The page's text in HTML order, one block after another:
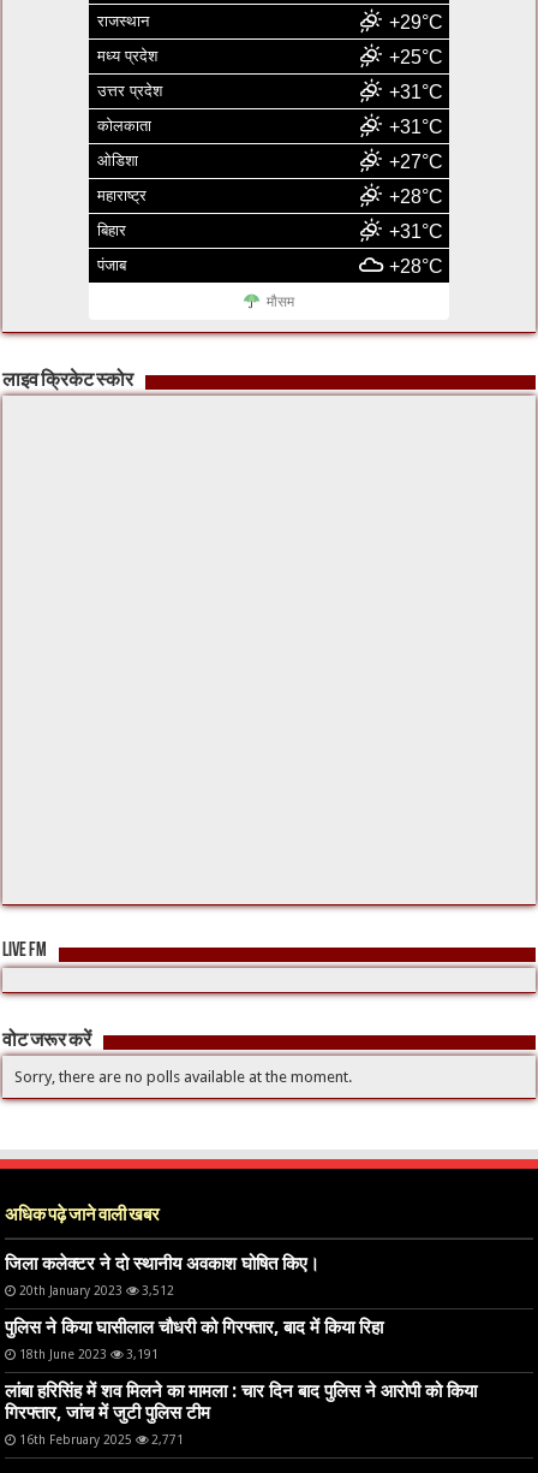
राजस्थान +29°C
मध्य प्रदेश +25°C
उत्तर प्रदेश +31°C
कोलकाता +31°C
ओडिशा +27°C
महाराष्ट्र +28°C
बिहार +31°C
पंजाब +28°C
मौसम
लाइव क्रिकेट स्कोर
LIVE FM
वोट जरूर करें
Sorry, there are no polls available at the moment.
अधिक पढ़े जाने वाली खबर
जिला कलेक्टर ने दो स्थानीय अवकाश घोषित किए।
20th January 2023 3,512
पुलिस ने किया घासीलाल चौधरी को गिरफ्तार, बाद में किया रिहा
18th June 2023 3,191
लांबा हरिसिंह में शव मिलने का मामला : चार दिन बाद पुलिस ने आरोपी को किया
गिरफ्तार, जांच में जुटी पुलिस टीम
16th February 2025 2,771